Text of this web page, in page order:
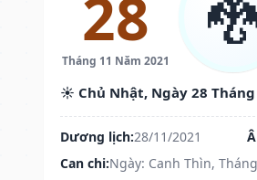
28
Tháng 11 Năm 2021
☀️ Chủ Nhật, Ngày 28 Tháng
Dương lịch:28/11/2021
Can chi:Ngày: Canh Thìn,